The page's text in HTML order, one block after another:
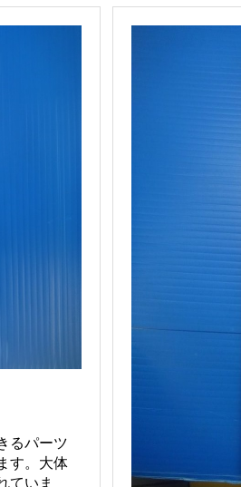
るパーツ
す。大体
ていま